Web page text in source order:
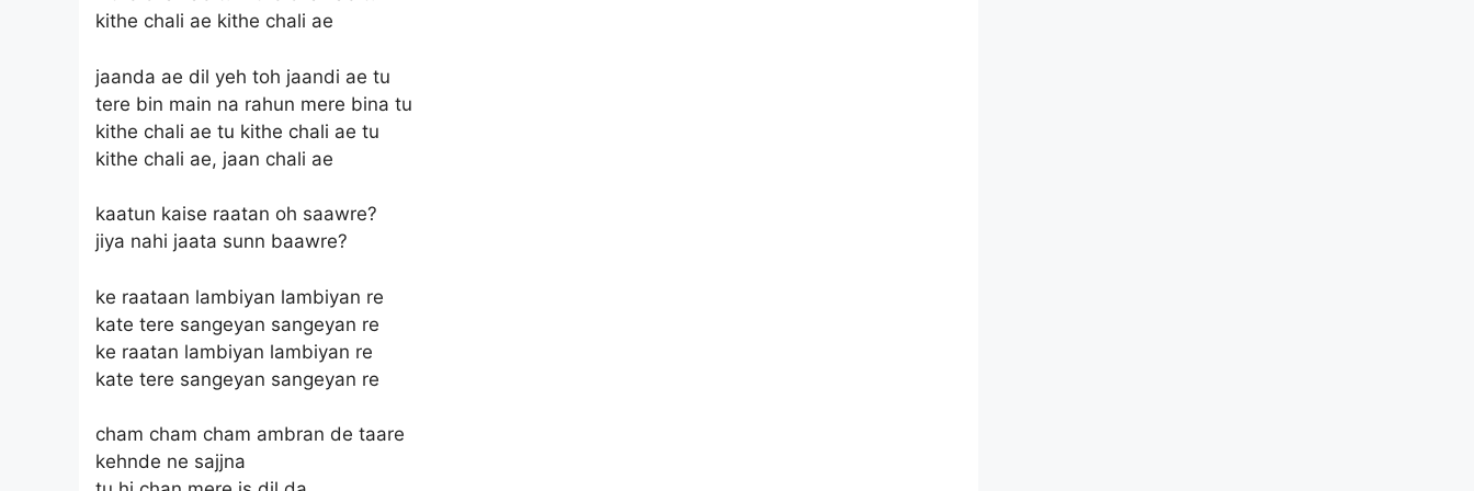
kithe chali ae kithe chali ae
jaanda ae dil yeh toh jaandi ae tu
tere bin main na rahun mere bina tu
kithe chali ae tu kithe chali ae tu
kithe chali ae, jaan chali ae
kaatun kaise raatan oh saawre?
jiya nahi jaata sunn baawre?
ke raataan lambiyan lambiyan re
kate tere sangeyan sangeyan re
ke raatan lambiyan lambiyan re
kate tere sangeyan sangeyan re
cham cham cham ambran de taare
kehnde ne sajjna